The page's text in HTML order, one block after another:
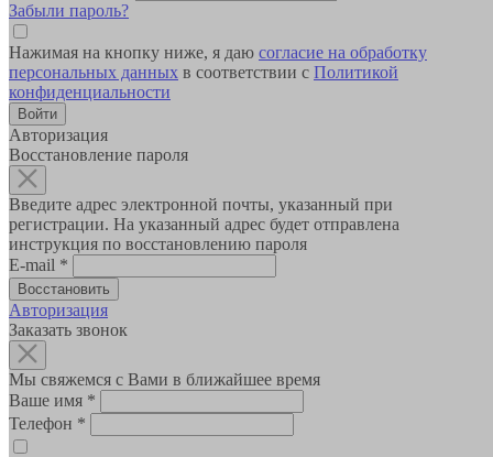
Забыли пароль?
Нажимая на кнопку ниже, я даю согласие на обработку
персональных данных в соответствии с Политикой
конфиденциальности
Авторизация
Восстановление пароля
Введите адрес электронной почты, указанный при
регистрации. На указанный адрес будет отправлена
инструкция по восстановлению пароля
E-mail *
Авторизация
Заказать звонок
Мы свяжемся с Вами в ближайшее время
Ваше имя *
Телефон *